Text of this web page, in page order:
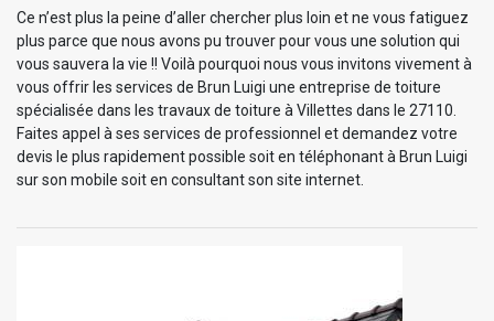
Ce n’est plus la peine d’aller chercher plus loin et ne vous fatiguez
plus parce que nous avons pu trouver pour vous une solution qui
vous sauvera la vie !! Voilà pourquoi nous vous invitons vivement à
vous offrir les services de Brun Luigi une entreprise de toiture
spécialisée dans les travaux de toiture à Villettes dans le 27110.
Faites appel à ses services de professionnel et demandez votre
devis le plus rapidement possible soit en téléphonant à Brun Luigi
sur son mobile soit en consultant son site internet.